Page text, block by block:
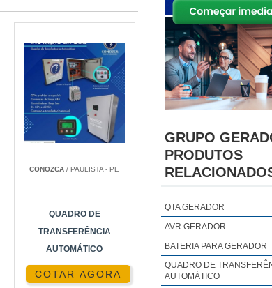
CONOZCA / PAULISTA - PE
QUADRO DE
TRANSFERÊNCIA
AUTOMÁTICO
COTAR AGORA
GRUPO
PRODUTOS
QTA GERADOR
AVR GERADOR
BATERIA PARA GERADOR
QUADRO DE
AUTOMÁTICO